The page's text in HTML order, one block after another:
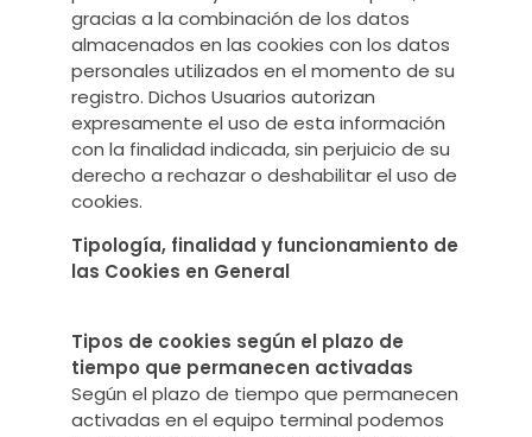
gracias a la combinación de los datos
almacenados en las cookies con los datos
personales utilizados en el momento de su
registro. Dichos Usuarios autorizan
expresamente el uso de esta información
con la finalidad indicada, sin perjuicio de su
derecho a rechazar o deshabilitar el uso de
cookies.
Tipología, finalidad y funcionamiento de
las Cookies en General
Tipos de cookies según el plazo de
tiempo que permanecen activadas
Según el plazo de tiempo que permanecen
activadas en el equipo terminal podemos